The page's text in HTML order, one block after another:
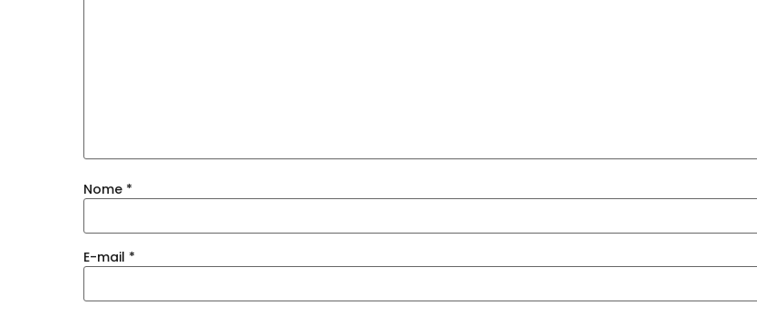
Nome *
E-mail *